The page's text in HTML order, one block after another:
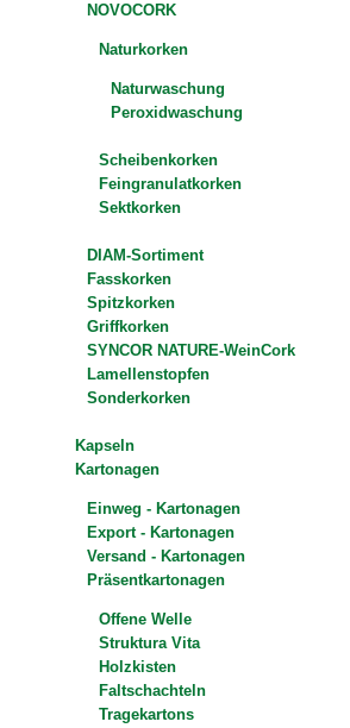
NOVOCORK
Naturkorken
Naturwaschung
Peroxidwaschung
Scheibenkorken
Feingranulatkorken
Sektkorken
DIAM-Sortiment
Fasskorken
Spitzkorken
Griffkorken
SYNCOR NATURE-WeinCork
Lamellenstopfen
Sonderkorken
Kapseln
Kartonagen
Einweg - Kartonagen
Export - Kartonagen
Versand - Kartonagen
Präsentkartonagen
Offene Welle
Struktura Vita
Holzkisten
Faltschachteln
Tragekartons